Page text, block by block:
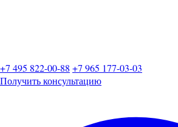
+7 495 822-00-88 +7 965 177-03-03
Получить консультацию